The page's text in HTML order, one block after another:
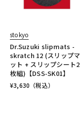
stokyo
Dr.Suzuki slipmats -
skratch 12 (スリップマ
ット + スリップシート2
枚組)【DSS-SK01】
¥3,630 （税込）